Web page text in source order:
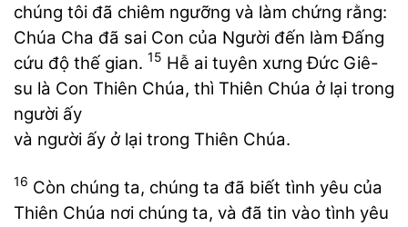
chúng tôi đã chiêm ngưỡng và làm chứng rằng:
Chúa Cha đã sai Con của Người đến làm Đấng
cứu độ thế gian. 15 Hễ ai tuyên xưng Đức Giê-
su là Con Thiên Chúa, thì Thiên Chúa ở lại trong
người ấy
và người ấy ở lại trong Thiên Chúa.
16 Còn chúng ta, chúng ta đã biết tình yêu của
Thiên Chúa nơi chúng ta, và đã tin vào tình yêu